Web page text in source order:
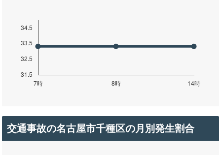
交通事故の名古屋市千種区の月別発生割合